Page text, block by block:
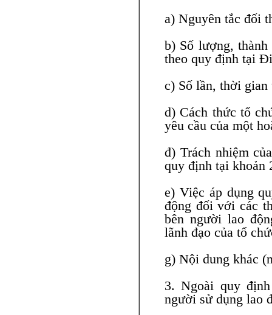
a) Nguyên tắc đối
b) Số lượng,
theo quy định tại
c) Số lần, thời
d) Cách thức tổ
yêu cầu của một
đ) Trách nhiệm
quy định tại khoản
e) Việc áp dụng
động đối với các
bên người lao
lãnh đạo của tổ
g) Nội dung khác
3. Ngoài quy
người sử dụng lao